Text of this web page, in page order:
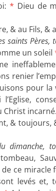
* Dieu de
& au Fils, &
saints Pères,
un soleil
renier
pour la
l’Eglise,
Christ incarné.
& toujours,
dimanche,
de ce
levés et,